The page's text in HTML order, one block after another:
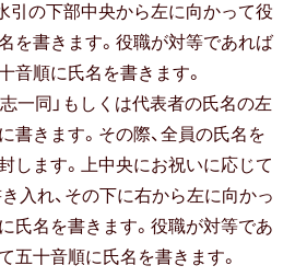
代男性
代女性
代男性
性
代男性
代男性
引の下部中央から左に向かって役
を書きます。役職が対等であれば
音順に氏名を書きます。
一同」もしくは代表者の氏名の左
書きます。その際、全員の氏名を
します。上中央にお祝いに応じて
き入れ、その下に右から左に向かっ
氏名を書きます。役職が対等であ
五十音順に氏名を書きます。